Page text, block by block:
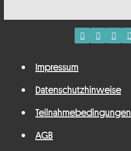
Impressum
Datenschutzhinweise
Teilnahmebedingungen
AGB